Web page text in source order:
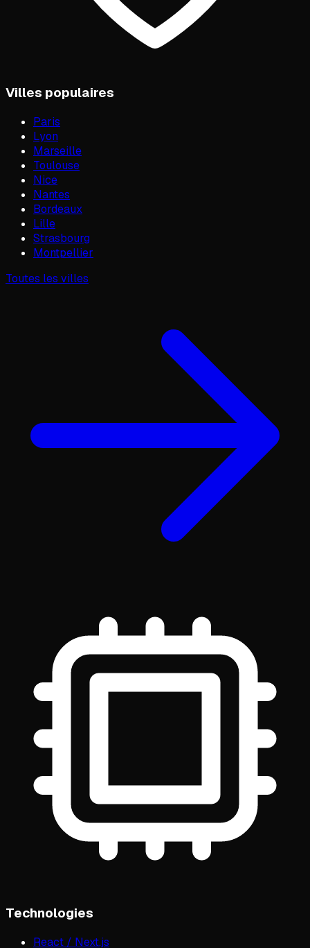
Villes populaires
Paris
Lyon
Marseille
Toulouse
Nice
Nantes
Bordeaux
Lille
Strasbourg
Montpellier
Toutes les villes
Technologies
React / Next.js